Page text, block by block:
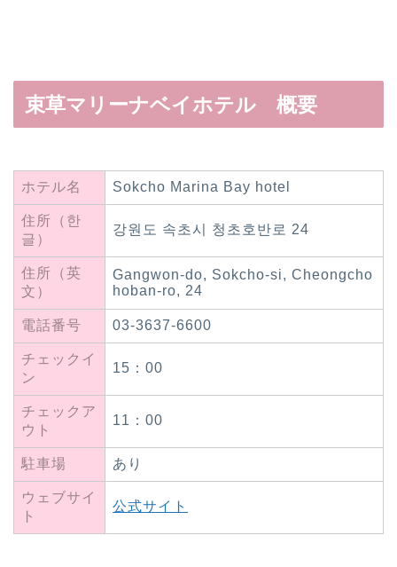
束草マリーナベイホテル 概要
ホテル名 Sokcho Marina Bay hotel
住所（한
글）
강원도 속초시 청초호반로 24
住所（英
文）
Gangwon-do, Sokcho-si, Cheongcho
hoban-ro, 24
電話番号 03-3637-6600
チェックイ
ン
15：00
チェックア
ウト
11：00
駐車場 あり
ウェブサイ
ト
公式サイト